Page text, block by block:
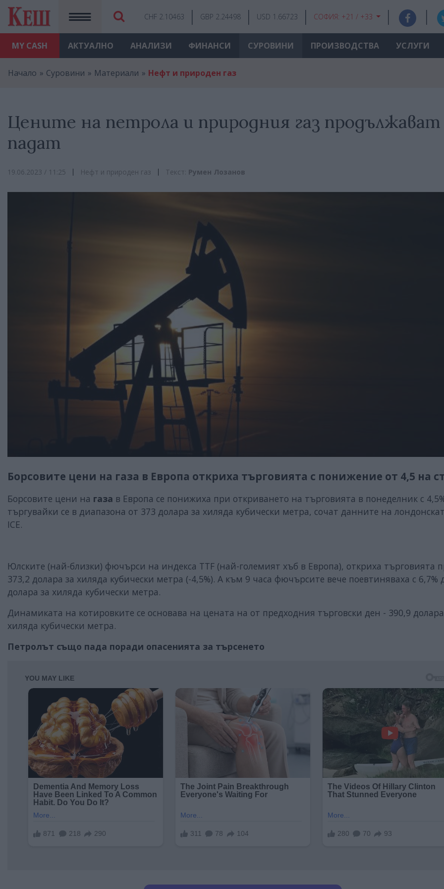
MY CASH
CHF 2.10463 GBP 2.24498 USD 1.66723 СОФИЯ: +21 / +33
АКТУАЛНО АНАЛИЗИ ФИНАНСИ СУРОВИНИ ПРОИЗВОДСТВА УСЛУГИ
Начало Суровини Материали Нефт и природен газ
Цените на петрола и природния газ продължават
падат
19.06.2023 / 11:25 Нефт и природен газ Текст: Румен Лозанов
Борсовите цени на газа в Европа откриха търговията с понижение от 4,5 на
Борсовите цени на газа в Европа се понижиха при откриването на търговията в понеделник с
търгувайки се в диапазона от 373 долара за хиляда кубически метра, сочат данните на
ICE.
Юлските (най-близки) фючърси на индекса TTF (най-големият хъб в Европа), откриха търговията
373,2 долара за хиляда кубически метра (-4,5%). А към 9 часа фючърсите вече поевтиняваха с 6,7%
долара за хиляда кубически метра.
Динамиката на котировките се основава на цената на от предходния търговски ден - 390,9
хиляда кубически метра.
Петролът също пада поради опасенията за търсенето